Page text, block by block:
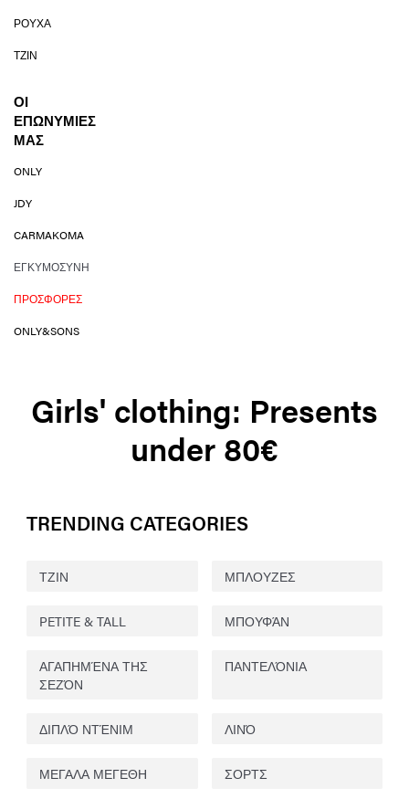
ΡΟΎΧΑ
ΤΖΙΝ
ΟΙ
ΕΠΩΝΥΜΊΕΣ
ΜΑΣ
ONLY
JDY
CARMAKOMA
ΕΓΚΥΜΟΣΎΝΗ
ΠΡΟΣΦΟΡΈΣ
ONLY&SONS
Girls' clothing: Presents
under 80€
TRENDING CATEGORIES
ΤΖΙΝ ΜΠΛΟΥΖΕΣ
PETITE & TALL ΜΠΟΥΦΆΝ
ΑΓΑΠΗΜΈΝΑ ΤΗΣ
ΣΕΖΌΝ
ΠΑΝΤΕΛΌΝΙΑ
ΔΙΠΛΌ ΝΤΈΝΙΜ ΛΙΝΌ
ΜΕΓΑΛΑ ΜΕΓΕΘΗ ΣΟΡΤΣ